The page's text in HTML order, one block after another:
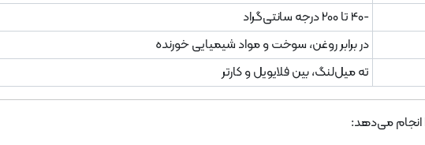
-40 تا 200 درجه سانتی‌گراد
در برابر روغن، سوخت و مواد شیمیایی خورنده
ته میل‌لنگ، بین فلایویل و کارتر
انجام می‌دهد: